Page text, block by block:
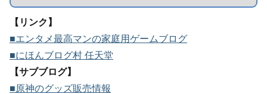
【リンク】
■エンタメ最高マンの家庭用ゲームブログ
■にほんブログ村 任天堂
【サブブログ】
■原神のグッズ販売情報